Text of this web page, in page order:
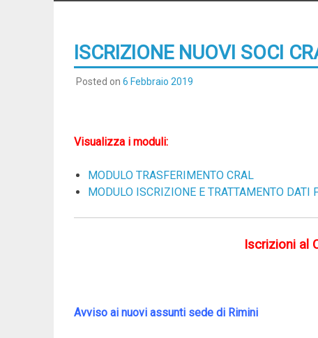
ISCRIZIONE NUOVI SOCI
Posted on 6 Febbraio 2019
Visualizza i moduli:
MODULO TRASFERIMENTO CRAL
MODULO ISCRIZIONE E TRATTAMENTO DATI
Iscrizioni al
Avviso ai nuovi assunti sede di Rimini